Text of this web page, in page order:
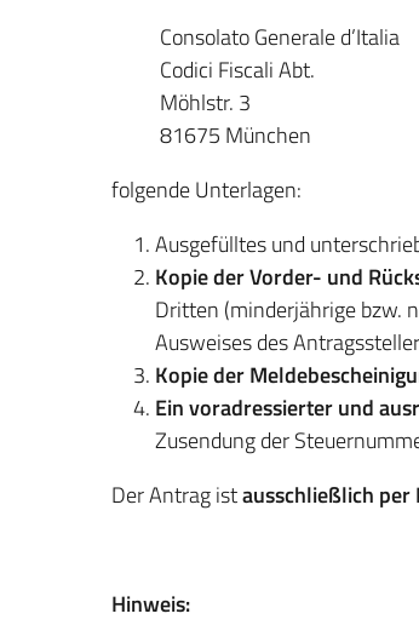
Consolato Generale d’Italia
Codici Fiscali Abt.
Möhlstr. 3
81675 München
folgende Unterlagen:
Ausgefülltes und
Kopie der Vorder- und
Dritten (minderjährige bzw.
Ausweises des
Kopie der
Ein voradressierter und
Zusendung der
Der Antrag istausschließlich per
Hinweis: